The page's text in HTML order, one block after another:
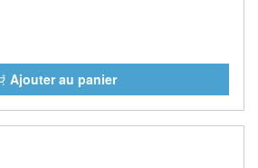
Ajouter au panier